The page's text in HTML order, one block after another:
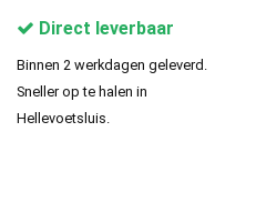
Direct leverbaar
Binnen 2 werkdagen geleverd.
Sneller op te halen in
Hellevoetsluis.